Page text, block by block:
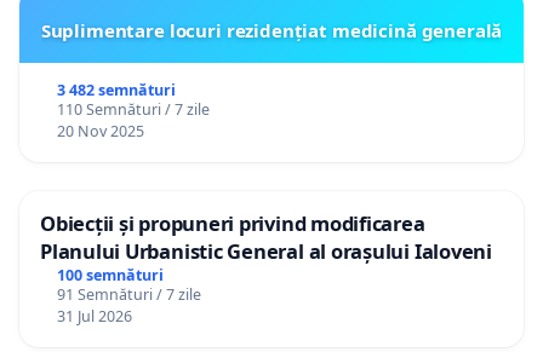
Suplimentare locuri rezidențiat medicină generală
3 482 semnături
110 Semnături / 7 zile
20 Nov 2025
Obiecții și propuneri privind modificarea
Planului Urbanistic General al orașului Ialoveni
100 semnături
91 Semnături / 7 zile
31 Jul 2026